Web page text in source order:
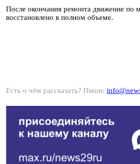
После окончания ремонта движение по
восстановлено в полном объеме.
Есть о чём рассказать? Пиши: